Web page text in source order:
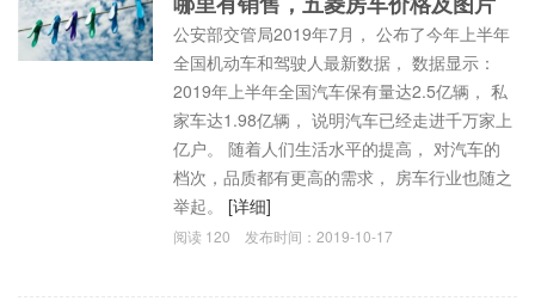
公安部交管局2019年7月， 公布了今年上半年
全国机动车和驾驶人最新数据， 数据显示：
2019年上半年全国汽车保有量达2.5亿辆， 私
家车达1.98亿辆， 说明汽车已经走进千万家上
亿户。 随着人们生活水平的提高， 对汽车的
档次，品质都有更高的需求， 房车行业也随之
举起。 [详细]
阅读 120 发布时间：2019-10-17